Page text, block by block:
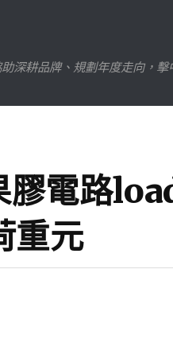
深耕品牌、規劃年度走向，擊
膠電路
重元